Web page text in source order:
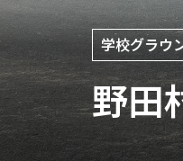
学校グラウ
野田